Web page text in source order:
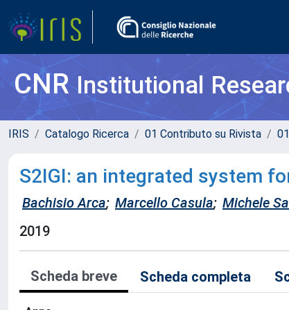
CNRInstitutional
IRIS Catalogo Ricerca 01 Contributo su Rivista
S2IGI: an integrated system
Bachisio Arca; Marcello Casula; Michele
2019
Scheda breve Scheda completa